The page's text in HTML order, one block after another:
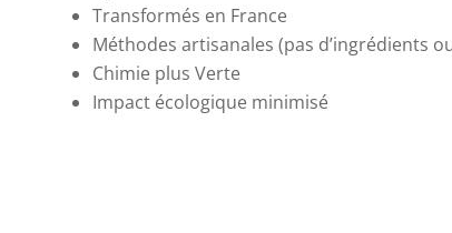
Transformés en France
Méthodes artisanales (pas d’ingrédients
Chimie plus Verte
Impact écologique minimisé